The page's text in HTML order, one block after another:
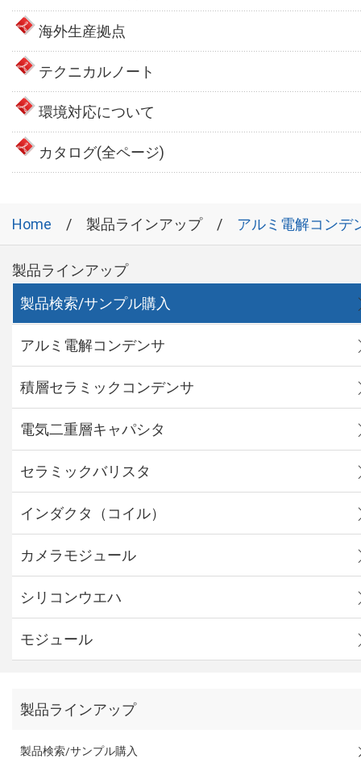
海外生産拠点
テクニカルノート
環境対応について
カタログ(全ページ)
Home 製品ラインアップ アルミ電解コンデ
製品ラインアップ
製品検索/サンプル購入
アルミ電解コンデンサ
積層セラミックコンデンサ
電気二重層キャパシタ
セラミックバリスタ
インダクタ（コイル）
カメラモジュール
シリコンウエハ
モジュール
製品ラインアップ
製品検索/サンプル購入